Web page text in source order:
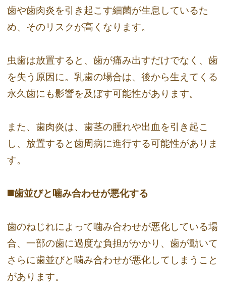
歯や歯肉炎を引き起こす細菌が生息しているた
め、そのリスクが高くなります。
虫歯は放置すると、歯が痛み出すだけでなく、歯
を失う原因に。乳歯の場合は、後から生えてくる
永久歯にも影響を及ぼす可能性があります。
また、歯肉炎は、歯茎の腫れや出血を引き起こ
し、放置すると歯周病に進行する可能性がありま
す。
◼️歯並びと噛み合わせが悪化する
歯のねじれによって噛み合わせが悪化している場
合、一部の歯に過度な負担がかかり、歯が動いて
さらに歯並びと噛み合わせが悪化してしまうこと
があります。